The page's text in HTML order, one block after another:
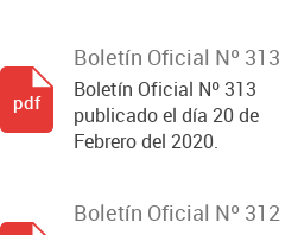
Boletín Oficial Nº 313
Boletín Oficial Nº 313
publicado el día 20 de
Febrero del 2020.
pdf
Boletín Oficial Nº 312